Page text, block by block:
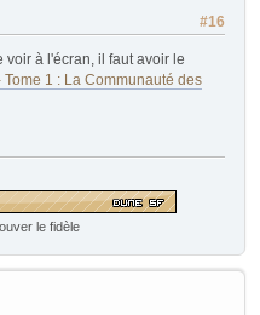
#16
voir à l'écran, il faut avoir le
1 : La Communauté des
le fidèle